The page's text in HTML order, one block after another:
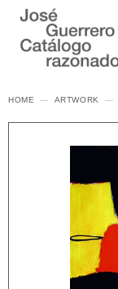
HOME ARTWORK